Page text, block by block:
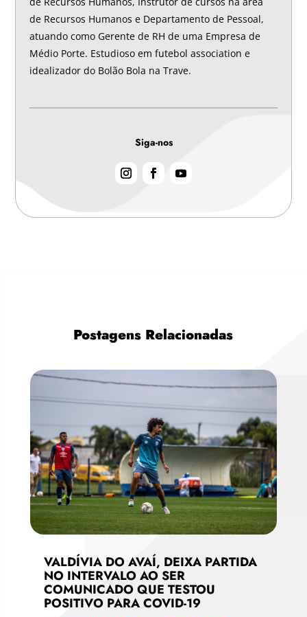
de Recursos Humanos e Departamento de Pessoal,
atuando como Gerente de RH de uma Empresa de
Médio Porte. Estudioso em futebol association e
idealizador do Bolão Bola na Trave.
Siga-nos
Postagens Relacionadas
VALDÍVIA DO AVAÍ, DEIXA PARTIDA
NO INTERVALO AO SER
COMUNICADO QUE TESTOU
POSITIVO PARA COVID-19